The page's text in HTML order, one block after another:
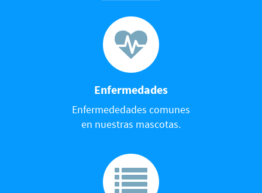
Enfermedades
Enfermededades comunes
en nuestras mascotas.